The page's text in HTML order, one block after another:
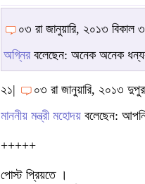
০৩ রা জানুয়ারি, ২০১৩ বিকাল
অগ্নির বলেছেন: অনেক অনেক
২১|
০৩ রা জানুয়ারি, ২০১৩
মাননীয় মন্ত্রী মহোদয় বলেছেন:
+++++
পোস্ট প্রিয়তে ।